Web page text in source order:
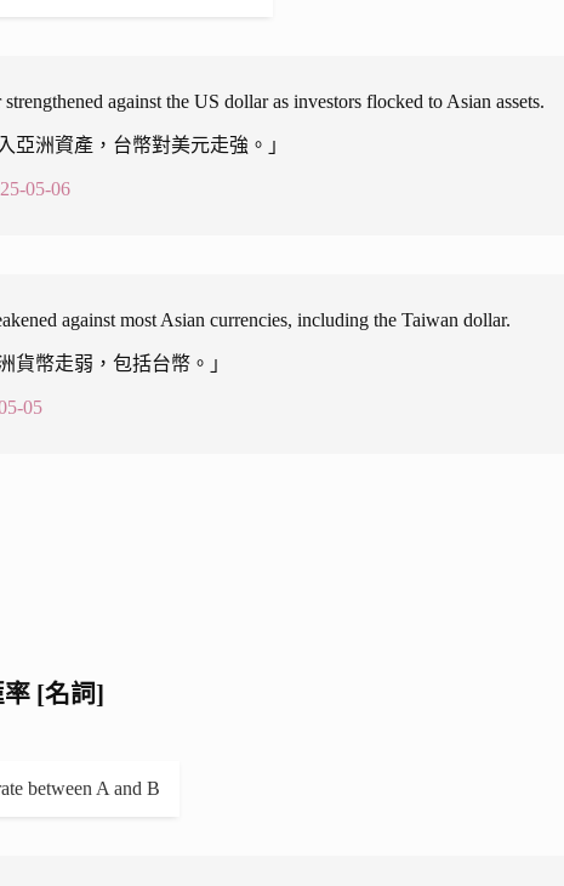
against the US dollar as investors flocked to Asian assets.
亞洲資產，台幣對美元走強。」
05-06
against most Asian currencies, including the Taiwan dollar.
貨幣走弱，包括台幣。」
05
率 [名詞]
between A and B